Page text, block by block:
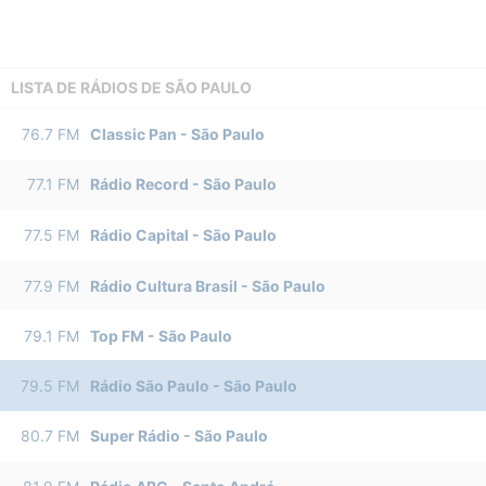
LISTA DE RÁDIOS DE SÃO PAULO
76.7 FM Classic Pan - São Paulo
77.1 FM Rádio Record - São Paulo
77.5 FM Rádio Capital - São Paulo
77.9 FM Rádio Cultura Brasil - São Paulo
79.1 FM Top FM - São Paulo
79.5 FM Rádio São Paulo - São Paulo
80.7 FM Super Rádio - São Paulo